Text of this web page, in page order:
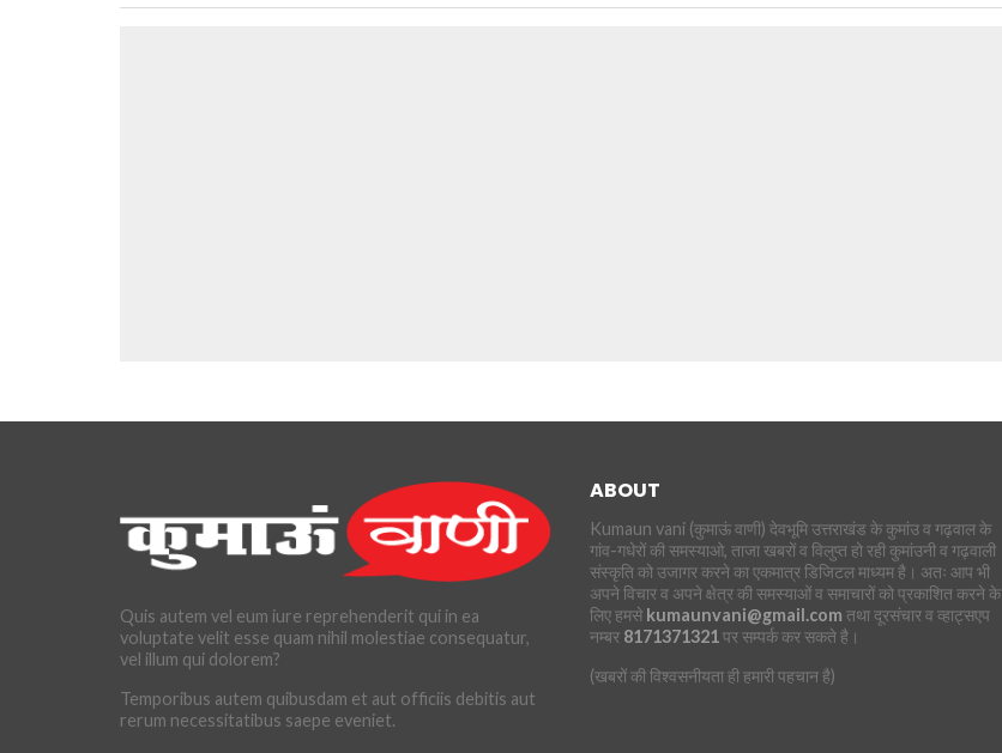
Quis autem vel eum iure reprehenderit qui in ea
voluptate velit esse quam nihil molestiae consequatur,
vel illum qui dolorem?
Temporibus autem quibusdam et aut officiis debitis aut
rerum necessitatibus saepe eveniet.
ABOUT
Kumaun vani (कुमाऊं वाणी) देवभूमि उत्तराखंड के कुमांउ व गढ़वाल के
गांव-गधेरों की समस्याओ, ताजा खबरों व विलुप्त हो रही कुमांउनी व गढ़वाली
संस्कृति को उजागर करने का एकमात्र डिजिटल माध्यम है। अतः आप भी
अपने विचार व अपने क्षेत्र की समस्याओं व समाचारों को प्रकाशित करने के
लिए हमसे kumaunvani@gmail.com तथा दूरसंचार व व्हाट्सएप
नम्बर 8171371321पर सम्पर्क कर सकते है।
(खबरों की विश्वसनीयता ही हमारी पहचान है)